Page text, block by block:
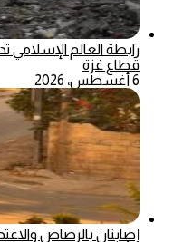
رابطة العالم الإسلامي
قطاع غزة
6 أغسطس، 2026
إصابتان بالرصاص